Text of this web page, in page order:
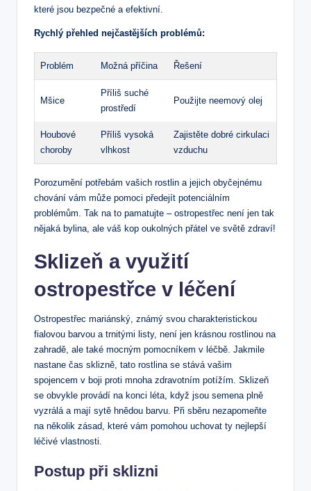
které jsou bezpečné a efektivní.
Rychlý přehled nejčastějších problémů:
Problém Možná příčina Řešení
Mšice
Příliš suché
prostředí
Použijte neemový olej
Houbové
choroby
Příliš vysoká
vlhkost
Zajistěte dobré cirkulaci
vzduchu
Porozumění potřebám vašich rostlin a jejich obyčejnému
chování vám může pomoci předejít potenciálním
problémům. Tak na to pamatujte – ostropestřec není jen tak
nějaká bylina, ale váš kop oukolných přátel ve světě zdraví!
Sklizeň a využití
ostropestřce v léčení
Ostropestřec mariánský, známý svou charakteristickou
fialovou barvou a trnitými listy, není jen krásnou rostlinou na
zahradě, ale také mocným pomocníkem v léčbě. Jakmile
nastane čas sklizně, tato rostlina se stává vašim
spojencem v boji proti mnoha zdravotním potížím. Sklizeň
se obvykle provádí na konci léta, když jsou semena plně
vyzrálá a mají sytě hnědou barvu. Při sběru nezapomeňte
na několik zásad, které vám pomohou uchovat ty nejlepší
léčivé vlastnosti.
Postup při sklizni